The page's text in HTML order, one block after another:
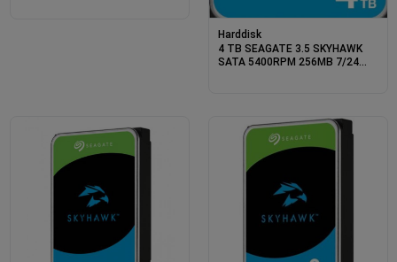
Harddisk
4 TB SEAGATE 3.5 SKYHAWK
SATA 5400RPM 256MB 7/24